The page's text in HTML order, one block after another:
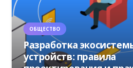
ОБЩЕСТВО
Разработка
устройств: правила